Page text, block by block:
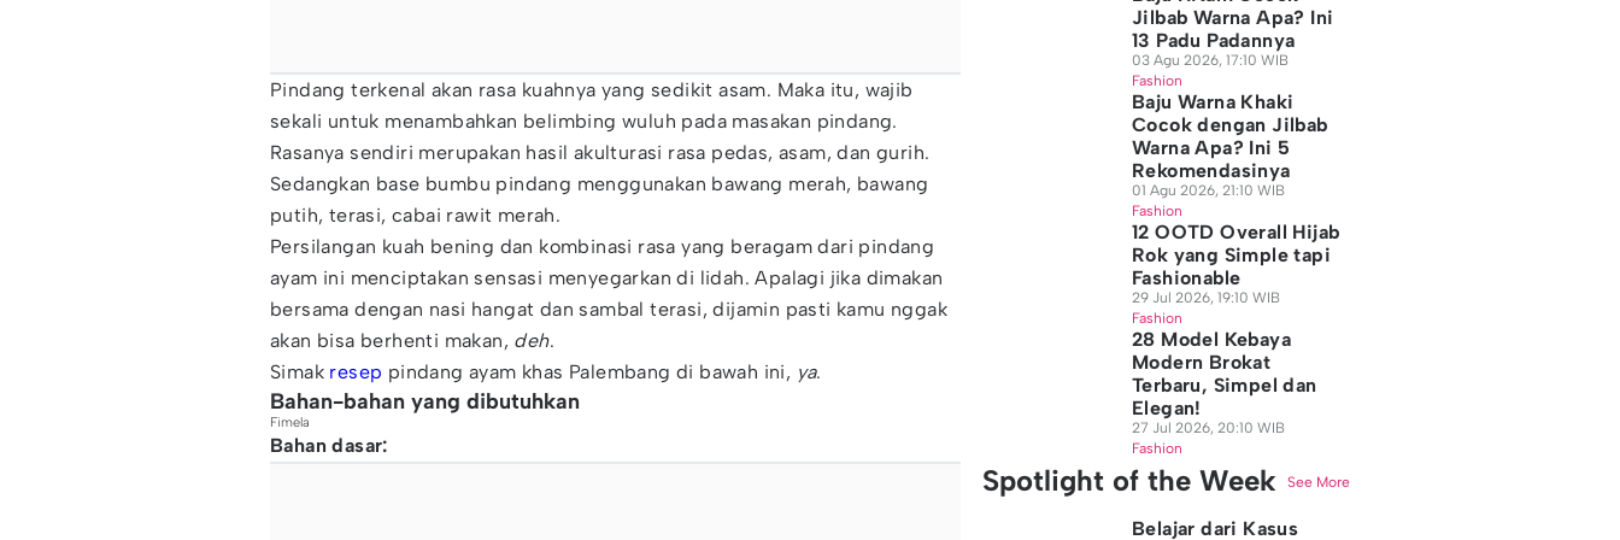
Pindang terkenal akan rasa kuahnya yang sedikit asam. Maka itu, wajib
sekali untuk menambahkan belimbing wuluh pada masakan pindang.
Rasanya sendiri merupakan hasil akulturasi rasa pedas, asam, dan gurih.
Sedangkan base bumbu pindang menggunakan bawang merah, bawang
putih, terasi, cabai rawit merah.
Persilangan kuah bening dan kombinasi rasa yang beragam dari pindang
ayam ini menciptakan sensasi menyegarkan di lidah. Apalagi jika dimakan
bersama dengan nasi hangat dan sambal terasi, dijamin pasti kamu nggak
akan bisa berhenti makan, deh.
Simak resep pindang ayam khas Palembang di bawah ini, ya.
Bahan-bahan yang dibutuhkan
Fimela
Bahan dasar:
Jilbab Warna Apa? Ini
13 Padu Padannya
03 Agu 2026, 17:10 WIB
Fashion
Baju Warna Khaki
Cocok dengan Jilbab
Warna Apa? Ini 5
Rekomendasinya
01 Agu 2026, 21:10 WIB
Fashion
12 OOTD Overall Hijab
Rok yang Simple tapi
Fashionable
29 Jul 2026, 19:10 WIB
Fashion
28 Model Kebaya
Modern Brokat
Terbaru, Simpel dan
Elegan!
27 Jul 2026, 20:10 WIB
Fashion
Spotlight of the Week See More
Belajar dari Kasus